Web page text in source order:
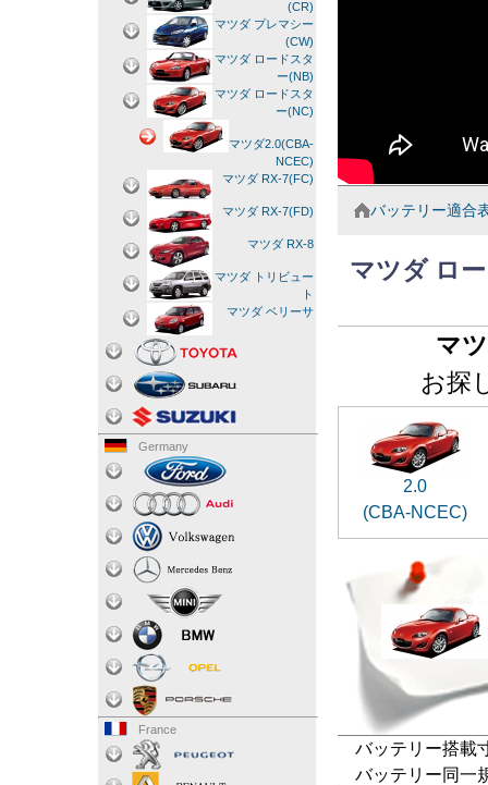
バッテリー適合
マツダ ロ
マ
お探
2.0
(CBA-NCEC)
バッテリー搭載
バッテリー同一
(CR)
マツダ プレマシー
(CW)
マツダ ロードスタ
ー(NB)
マツダ ロードスタ
ー(NC)
マツダ2.0(CBA-
NCEC)
マツダ RX-7(FC)
マツダ RX-7(FD)
マツダ RX-8
マツダ トリビュー
ト
マツダ ベリーサ
Germany
France